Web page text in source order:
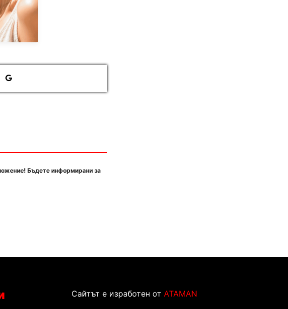
Бъдете информирани за
Сайтът е изработен от ATAMAN